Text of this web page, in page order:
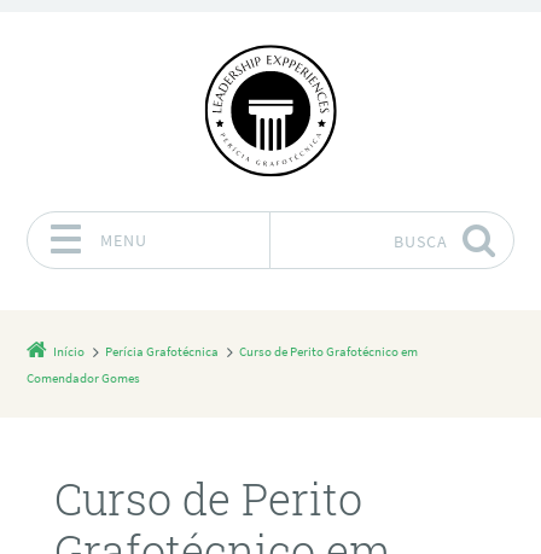
MENU BUSCA
Início Perícia Grafotécnica
Curso de Perito Grafotécnico em
Comendador Gomes
Curso de Perito